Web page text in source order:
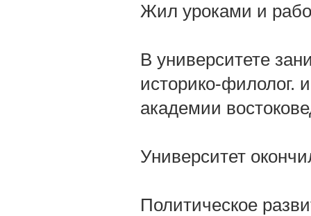
Жил уроками и
В университете
историко-филолог.
академии
Университет
Политическое